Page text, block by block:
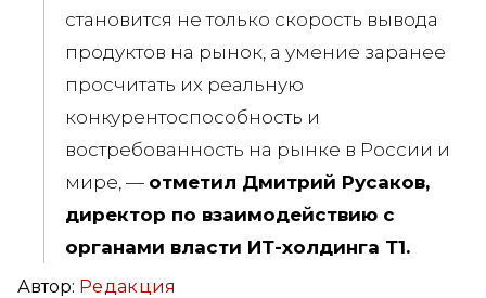
становится не только скорость вывода
продуктов на рынок, а умение заранее
просчитать их реальную
конкурентоспособность и
востребованность на рынке в России и
мире, — отметил Дмитрий Русаков,
директор по взаимодействию с
органами власти ИТ-холдинга Т1.
Автор: Редакция